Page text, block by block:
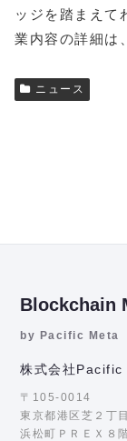
ッジを踏まえて
業内容の詳細は、
ニュース
Blockchain
by Pacific Meta
株式会社Pacific
〒105-0014
東京都港区芝２丁
浜松町ＰＲＥＸ８